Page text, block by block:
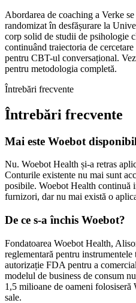
Abordarea de coaching a Verke
randomizat în desfășurare la
corp solid de studii de psihologie
continuând traiectoria de
pentru CBT-ul conversațional.
pentru metodologia completă.
Întrebări frecvente
Întrebări frecvente
Mai este Woebot
Nu. Woebot Health și-a retras
Conturile existente nu mai sunt
posibile. Woebot Health continuă
furnizori, dar nu mai există o
De ce s-a închis Woebot?
Fondatoarea Woebot Health,
reglementară pentru
autorizație FDA pentru a
modelul de business de consum
1,5 milioane de oameni folosiseră
sale.